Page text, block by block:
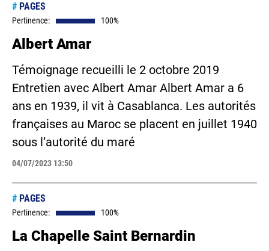
# PAGES
Pertinence: 100%
Albert Amar
Témoignage recueilli le 2 octobre 2019
Entretien avec Albert Amar Albert Amar a 6
ans en 1939, il vit à Casablanca. Les autorités
françaises au Maroc se placent en juillet 1940
sous l’autorité du maré
04/07/2023 13:50
# PAGES
Pertinence: 100%
La Chapelle Saint Bernardin